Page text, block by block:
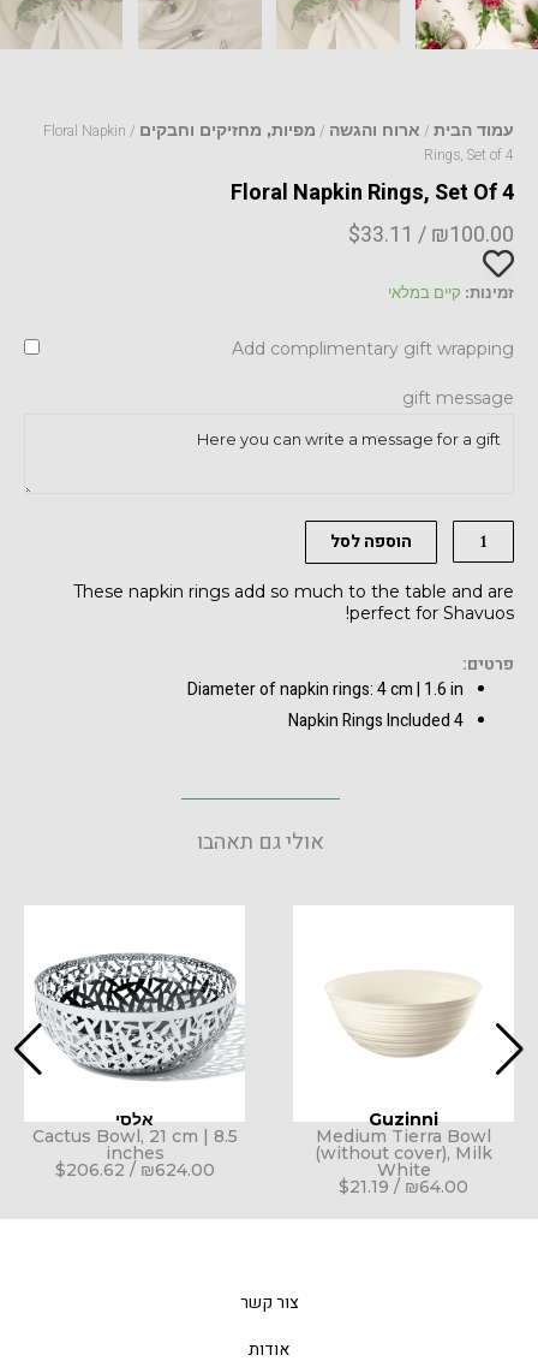
עמוד הבית / ארוח והגשה / מפיות, מחזיקים וחבקים
/ Floral Napkin
Rings, Set of 4
Floral Napkin Rings, Set Of 4
₪100.00
/
$33.11
זמינות: קיים במלאי
Add complimentary gift wrapping
gift message
כמות
Floral
Set
הוספה לסל
These napkin rings add so much to the table and are
perfect for Shavuos!
פרטים:
Diameter of napkin rings: 4 cm | 1.6 in
4 Napkin Rings Included
אולי גם תאהבו
Guzinni
Medium Tierra Bowl
(without cover), Milk
White
₪64.00
/
$21.19
אלסי
Cactus Bowl, 21 cm | 8.5
inches
₪624.00
/
$206.62
צור קשר
אודות